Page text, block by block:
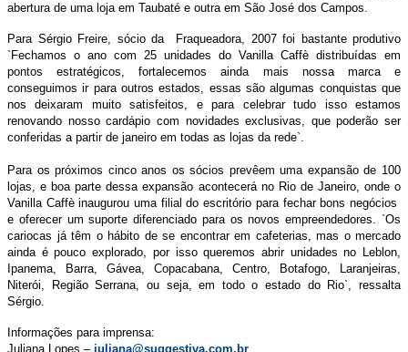
abertura de uma loja em Taubaté e outra em São José dos Campos.
Para Sérgio Freire, sócio da Fraqueadora, 2007 foi bastante produtivo
`Fechamos o ano com 25 unidades do Vanilla Caffè distribuídas em
pontos estratégicos, fortalecemos ainda mais nossa marca e
conseguimos ir para outros estados, essas são algumas conquistas que
nos deixaram muito satisfeitos, e para celebrar tudo isso estamos
renovando nosso cardápio com novidades exclusivas, que poderão ser
conferidas a partir de janeiro em todas as lojas da rede`.
Para os próximos cinco anos os sócios prevêem uma expansão de 100
lojas, e boa parte dessa expansão acontecerá no Rio de Janeiro, onde o
Vanilla Caffè inaugurou uma filial do escritório para fechar bons negócios
e oferecer um suporte diferenciado para os novos empreendedores. `Os
cariocas já têm o hábito de se encontrar em cafeterias, mas o mercado
ainda é pouco explorado, por isso queremos abrir unidades no Leblon,
Ipanema, Barra, Gávea, Copacabana, Centro, Botafogo, Laranjeiras,
Niterói, Região Serrana, ou seja, em todo o estado do Rio`, ressalta
Sérgio.
Informações para imprensa:
Juliana Lopes – juliana@suggestiva.com.br